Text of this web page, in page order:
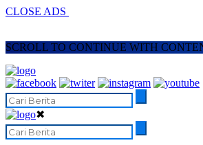
CLOSE ADS
SCROLL TO CONTINUE WITH
✖